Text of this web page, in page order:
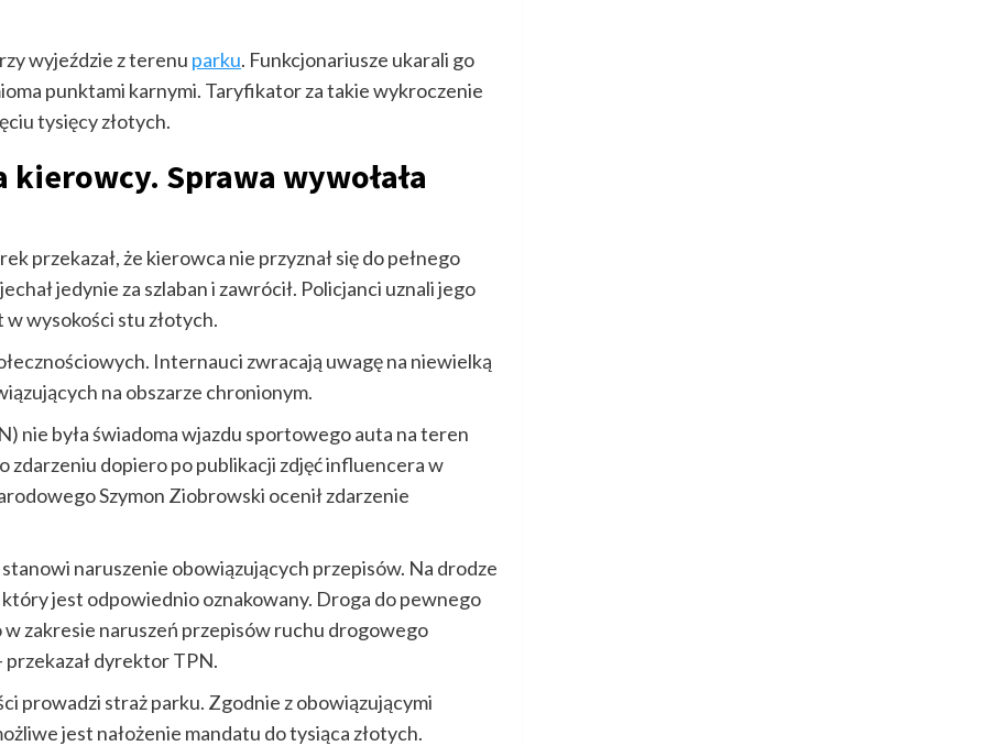
wyjeździe z terenu parku. Funkcjonariusze ukarali go
punktami karnymi. Taryfikator za takie wykroczenie
tysięcy złotych.
Sprawa wywołała
przekazał, że kierowca nie przyznał się do pełnego
jedynie za szlaban i zawrócił. Policjanci uznali jego
wysokości stu złotych.
Internauci zwracają uwagę na niewielką
na obszarze chronionym.
nie była świadoma wjazdu sportowego auta na teren
zdarzeniu dopiero po publikacji zdjęć influencera w
Szymon Ziobrowski ocenił zdarzenie
naruszenie obowiązujących przepisów. Na drodze
jest odpowiednio oznakowany. Droga do pewnego
zakresie naruszeń przepisów ruchu drogowego
przekazał dyrektor TPN.
prowadzi straż parku. Zgodnie z obowiązującymi
jest nałożenie mandatu do tysiąca złotych.